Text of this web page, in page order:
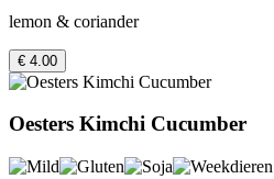
lemon & coriander
€ 4.00
Oesters Kimchi Cucumber